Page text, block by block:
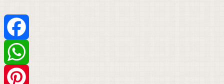
Facebook
WhatsApp